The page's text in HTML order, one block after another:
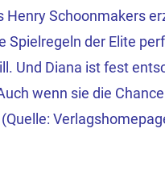
Henry Schoonmakers
Spielregeln der Elite
Und Diana ist fest
wenn sie die